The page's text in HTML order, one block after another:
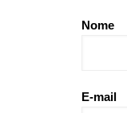
Nome
E-mail